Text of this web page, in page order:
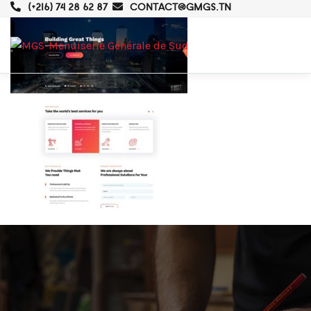
(+216) 74 28 62 87 CONTACT@GMGS.TN